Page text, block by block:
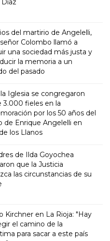
Díaz
del martirio de Angelelli,
Colombo llamó a
una sociedad más justa y
la memoria a un
del pasado
Iglesia se congregaron
3.000 fieles en la
por los 50 años del
de Enrique Angelelli en
los Llanos
de Ilda Goyochea
que la Justicia
las circunstancias de su
Kirchner en La Rioja: "Hay
el camino de la
para sacar a este país